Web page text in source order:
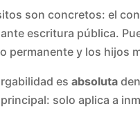
son concretos: el
escritura pública.
permanente y los hijos
esabsoluta
solo aplica a